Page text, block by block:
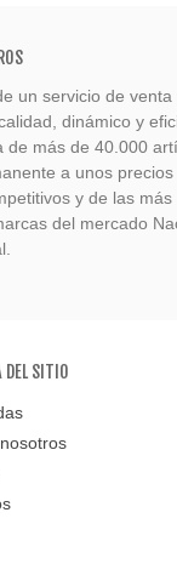
un servicio de venta
dinámico y
de más de 40.000
a unos precios
y de las más
del mercado
DEL SITIO